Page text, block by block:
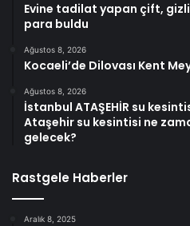
Evine tadilat yapan çift,
para buldu
Ağustos 8, 2026
Kocaeli’de Dilovası Kent
Ağustos 8, 2026
İstanbul ATAŞEHİR su
Ataşehir su kesintisi ne
gelecek?
Rastgele Haberler
Aralık 8, 2025